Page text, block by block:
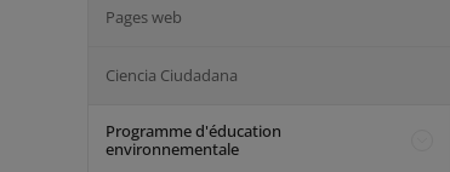
Pages web
Ciencia Ciudadana
Programme d'éducation
environnementale